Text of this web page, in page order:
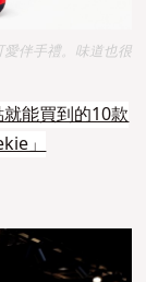
伴手禮。味道也很
能買到的10款
」